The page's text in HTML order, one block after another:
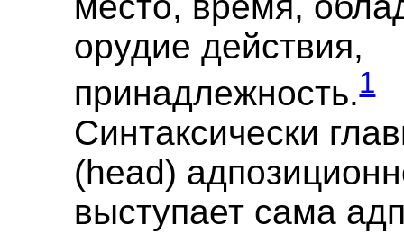
орудие действия,
принадлежность.1
Синтаксически
(head)
выступает сама